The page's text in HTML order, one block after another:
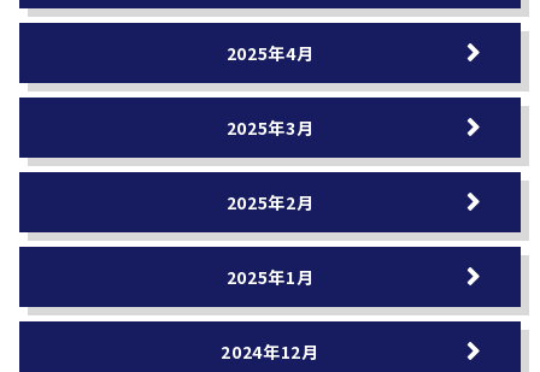
2025年4月
2025年3月
2025年2月
2025年1月
2024年12月